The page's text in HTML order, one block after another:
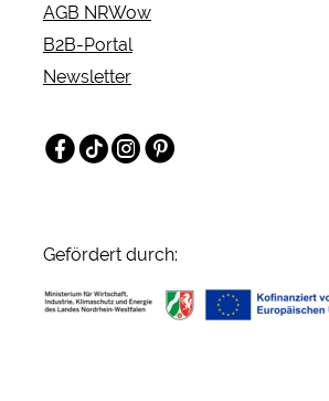
AGB NRWow
B2B-Portal
Newsletter
Facebook
TikTokInstagramPinterest
Gefördert durch: